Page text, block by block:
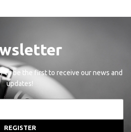
to be the first to receive our news and
updates!
REGISTER